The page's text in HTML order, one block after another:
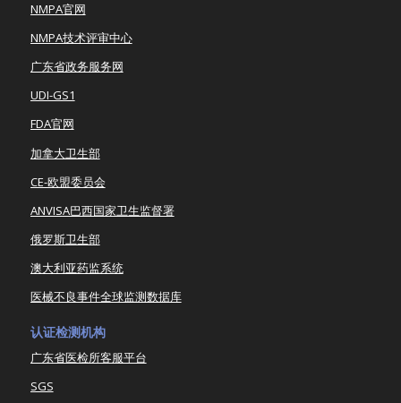
NMPA官网
NMPA技术评审中心
广东省政务服务网
UDI-GS1
FDA官网
加拿大卫生部
CE-欧盟委员会
ANVISA巴西国家卫生监督署
俄罗斯卫生部
澳大利亚药监系统
医械不良事件全球监测数据库
认证检测机构
广东省医检所客服平台
SGS